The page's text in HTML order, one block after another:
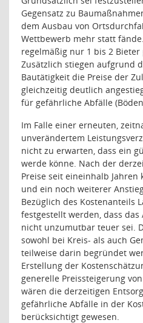
Gegensatz zu
dem Ausbau von
Wettbewerb mehr statt
regelmäßig nur 1 bis 2 Bieter
Zusätzlich stiegen aufgrund
Bautätigkeit die Preise der
gleichzeitig deutlich
für gefährliche Abfälle (Böden
Im Falle einer erneuten,
unverändertem
nicht zu erwarten, dass ein
werde könne. Nach der
Preise seit eineinhalb
und ein noch weiterer
Bezüglich des Kostenanteils
festgestellt werden, dass
nicht unzumutbar teuer sei.
sowohl bei Kreis- als auch
teilweise darin begründet
Erstellung der
generelle Preissteigerung
wären die derzeitigen
gefährliche Abfälle in der
berücksichtigt gewesen.